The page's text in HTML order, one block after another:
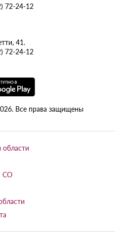
72-24-12
41.
72-24-12
Все права защищены
области
СО